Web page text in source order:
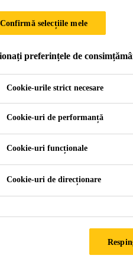
pentru acoperișuri
din PVC, turnată prin
gurii de scurgere
Confirmă selecțiile mele
preferințele de
Cookie-urile strict necesare
Cookie-uri de performanță
Cookie-uri funcționale
Cookie-uri de direcționare